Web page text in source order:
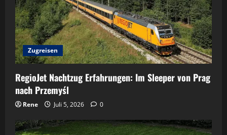
Zugreisen
RegioJet Nachtzug Erfahrungen: Im Sleeper von Prag
nach Przemyśl
Rene Juli 5, 2026 0